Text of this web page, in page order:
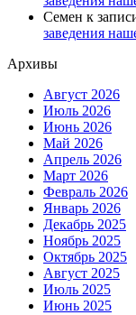
Семен к
заведения
Архивы
Август 2026
Июль 2026
Июнь 2026
Май 2026
Апрель 2026
Март 2026
Февраль 2026
Январь 2026
Декабрь 2025
Ноябрь 2025
Октябрь 2025
Август 2025
Июль 2025
Июнь 2025